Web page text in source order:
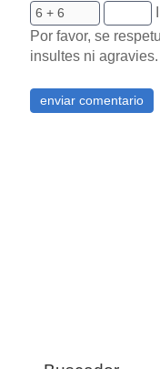
Por favor, se
insultes ni agravies.